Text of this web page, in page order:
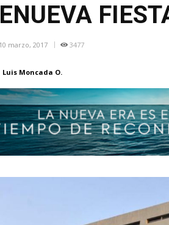
10 marzo, 2017 3477
Luis Moncada O.